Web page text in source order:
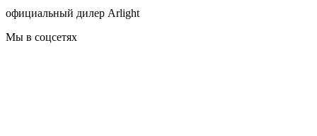
официальный дилер Arlight
Мы в соцсетях